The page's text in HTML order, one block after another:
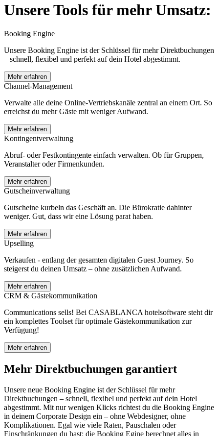
Unsere Tools für mehr Umsatz:
Booking Engine
Unsere Booking Engine ist der Schlüssel für mehr Direktbuchungen
– schnell, flexibel und perfekt auf dein Hotel abgestimmt.
Mehr erfahren
Channel-Management
Verwalte alle deine Online-Vertriebskanäle zentral an einem Ort. So
erreichst du mehr Gäste mit weniger Aufwand.
Mehr erfahren
Kontingentverwaltung
Abruf- oder Festkontingente einfach verwalten. Ob für Gruppen,
Veranstalter oder Firmenkunden.
Mehr erfahren
Gutscheinverwaltung
Gutscheine kurbeln das Geschäft an. Die Bürokratie dahinter
weniger. Gut, dass wir eine Lösung parat haben.
Mehr erfahren
Upselling
Verkaufen - entlang der gesamten digitalen Guest Journey. So
steigerst du deinen Umsatz – ohne zusätzlichen Aufwand.
Mehr erfahren
CRM & Gästekommunikation
Communications sells! Bei CASABLANCA hotelsoftware steht dir
ein komplettes Toolset für optimale Gästekommunikation zur
Verfügung!
Mehr erfahren
Mehr Direktbuchungen garantiert
Unsere neue Booking Engine ist der Schlüssel für mehr
Direktbuchungen – schnell, flexibel und perfekt auf dein Hotel
abgestimmt. Mit nur wenigen Klicks richtest du die Booking Engine
in deinem Corporate Design ein – ohne Webdesigner, ohne
Komplikationen. Egal wie viele Raten, Pauschalen oder
Einschränkungen du hast: die Booking Egine berechnet alles in